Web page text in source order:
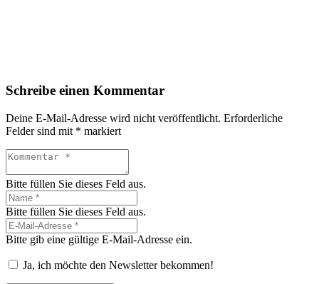
Schreibe einen Kommentar
Deine E-Mail-Adresse wird nicht veröffentlicht. Erforderliche
Felder sind mit * markiert
Bitte füllen Sie dieses Feld aus.
Bitte füllen Sie dieses Feld aus.
Bitte gib eine gültige E-Mail-Adresse ein.
Ja, ich möchte den Newsletter bekommen!